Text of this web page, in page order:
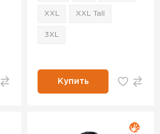
XXL XXL Tall
3XL
Купить